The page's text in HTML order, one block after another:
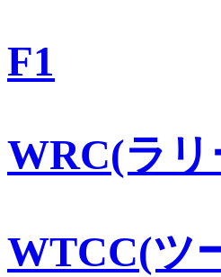
F1
WRC(ラリ
WTCC(ツ